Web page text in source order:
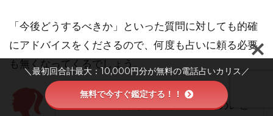
「今後どうするべきか」といった質問に対しても的確
にアドバイスをくださるので、何度も占いに頼る必要
も無くなってくるでしょう。
初めてご依頼しましたが、皆さんのレビ
＼最初回合計最大：10,000円分が無料の電話占いカリス／
無料で今すぐ鑑定する！！